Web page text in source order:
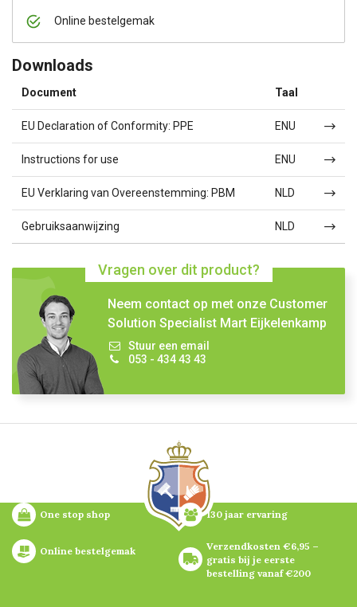
Online bestelgemak
Downloads
Document Taal
EU Declaration of Conformity: PPE ENU
Instructions for use ENU
EU Verklaring van Overeenstemming: PBM NLD
Gebruiksaanwijzing NLD
Vragen over dit product?
Neem contact op met onze Customer
Solution Specialist Mart Eijkelenkamp
Stuur een email
053 - 434 43 43
One stop shop 130 jaar ervaring
Online bestelgemak
Verzendkosten €6,95 –
gratis bij je eerste
bestelling vanaf €200